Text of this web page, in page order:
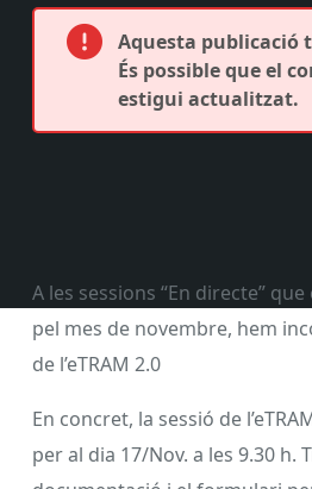
Aquesta publicació
És possible que el
estigui actualitzat.
A les sessions “En directe”
pel mes de novembre, hem
de l’eTRAM 2.0
En concret, la sessió de
per al dia 17/Nov. a les 9.30 h.